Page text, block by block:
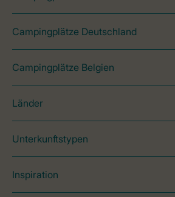
Campingplätze Deutschland
Campingplätze Belgien
Länder
Unterkunftstypen
Inspiration